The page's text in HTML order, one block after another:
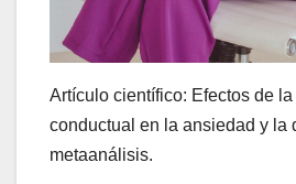
Artículo científico: Efectos de
conductual en la ansiedad y la
metaanálisis.